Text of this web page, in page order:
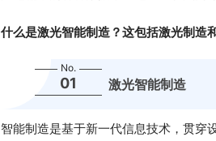
什么是激光智能制造？这包括激光制造
No.
01 激光智能制造
智能制造是基于新一代信息技术，贯穿